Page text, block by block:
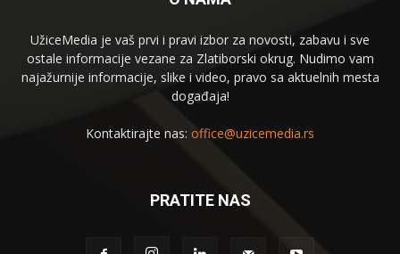
UžiceMedia je vaš prvi i pravi izbor za novosti, zabavu i sve
ostale informacije vezane za Zlatiborski okrug. Nudimo vam
najažurnije informacije, slike i video, pravo sa aktuelnih mesta
događaja!
Kontaktirajte nas: office@uzicemedia.rs
PRATITE NAS